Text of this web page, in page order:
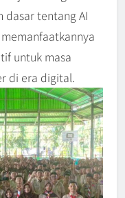
tentang AI
untuk masa
di era digital.